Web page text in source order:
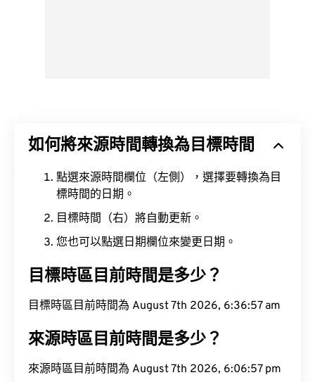
如何將來源時間轉換為目標時間
點選來源時間欄位（左側），選擇要轉換為目
標時間的日期。
目標時間（右）將自動更新。
您也可以點選日期欄位來變更日期。
目標時區目前時間是多少？
目標時區目前時間為 August 7th 2026, 6:36:58 am
來源時區目前時間是多少？
來源時區目前時間為 August 7th 2026, 6:06:58 pm